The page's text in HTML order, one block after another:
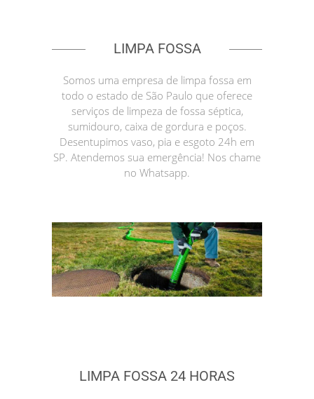
LIMPA FOSSA
Somos uma empresa de limpa fossa em
todo o estado de São Paulo que oferece
serviços de limpeza de fossa séptica,
sumidouro, caixa de gordura e poços.
Desentupimos vaso, pia e esgoto 24h em
SP. Atendemos sua emergência! Nos chame
no Whatsapp.
LIMPA FOSSA 24 HORAS